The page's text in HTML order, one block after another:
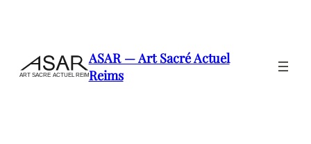
ASAR — Art Sacré Actuel
Reims